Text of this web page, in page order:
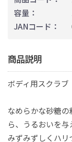
容量：
JANコード：
商品説明
ボディ用スクラブ
なめらかな砂糖
ら、うるおいを与
みずみずしくハリ